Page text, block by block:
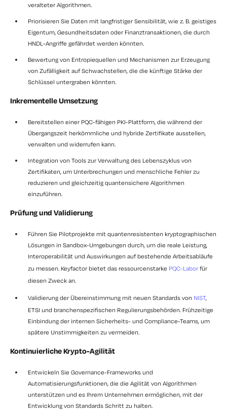
veralteter Algorithmen.
Priorisieren Sie Daten mit langfristiger Sensibilität, wie z. B. geistiges
Eigentum, Gesundheitsdaten oder Finanztransaktionen, die durch
HNDL-Angriffe gefährdet werden könnten.
Bewertung von Entropiequellen und Mechanismen zur Erzeugung
von Zufälligkeit auf Schwachstellen, die die künftige Stärke der
Schlüssel untergraben könnten.
Inkrementelle Umsetzung
Bereitstellen einer PQC-fähigen PKI-Plattform, die während der
Übergangszeit herkömmliche und hybride Zertifikate ausstellen,
verwalten und widerrufen kann.
Integration von Tools zur Verwaltung des Lebenszyklus von
Zertifikaten, um Unterbrechungen und menschliche Fehler zu
reduzieren und gleichzeitig quantensichere Algorithmen
einzuführen.
Prüfung und Validierung
Führen Sie Pilotprojekte mit quantenresistenten kryptographischen
Lösungen in Sandbox-Umgebungen durch, um die reale Leistung,
Interoperabilität und Auswirkungen auf bestehende Arbeitsabläufe
zu messen. Keyfactor bietet das ressourcenstarke PQC-Labor für
diesen Zweck an.
Validierung der Übereinstimmung mit neuen Standards von NIST,
ETSI und branchenspezifischen Regulierungsbehörden. Frühzeitige
Einbindung der internen Sicherheits- und Compliance-Teams, um
spätere Unstimmigkeiten zu vermeiden.
Kontinuierliche Krypto-Agilität
Entwickeln Sie Governance-Frameworks und
Automatisierungsfunktionen, die die Agilität von Algorithmen
unterstützen und es Ihrem Unternehmen ermöglichen, mit der
Entwicklung von Standards Schritt zu halten.